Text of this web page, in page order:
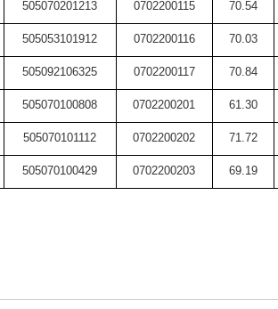
505070201213 0702200115 70.54
505053101912 0702200116 70.03
505092106325 0702200117 70.84
505070100808 0702200201 61.30
505070101112 0702200202 71.72
505070100429 0702200203 69.19